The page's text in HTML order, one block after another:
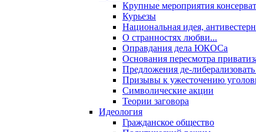
Крупные мероприятия
Курьезы
Национальная идея,
О странностях любви...
Оправдания дела ЮКОСа
Основания пересмотра
Предложения де-
Призывы к ужесточению
Символические акции
Теории заговора
Идеология
Гражданское общество